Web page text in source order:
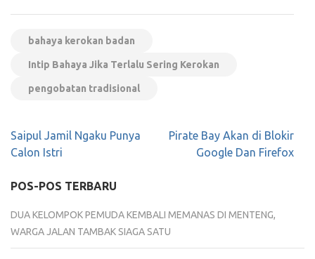
bahaya kerokan badan
Intip Bahaya Jika Terlalu Sering Kerokan
pengobatan tradisional
Navigasi
pos
Saipul Jamil Ngaku Punya
Calon Istri
Pirate Bay Akan di Blokir
Google Dan Firefox
POS-POS TERBARU
DUA KELOMPOK PEMUDA KEMBALI MEMANAS DI MENTENG,
WARGA JALAN TAMBAK SIAGA SATU